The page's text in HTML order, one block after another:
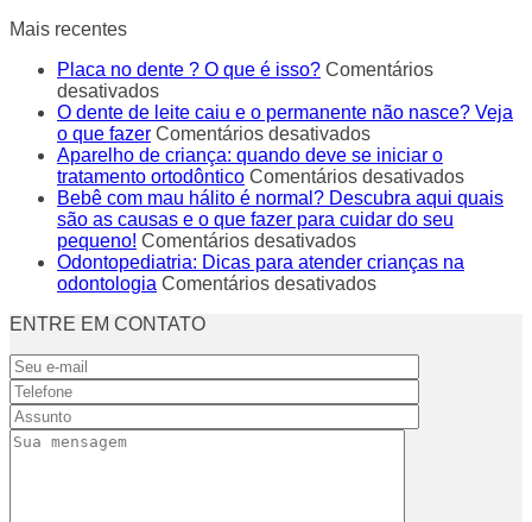
Mais recentes
Placa no dente ? O que é isso? Comentários
desativadosem
Placa
no
dente
?
O
que
é
isso?
O dente de leite caiu e o permanente não nasce? Veja
o que fazer Comentários desativadosem
O
dente
de
leite
e
o
que
fazer
Aparelho de criança: quando deve se iniciar o
tratamento ortodôntico Comentários desativadosem
Bebê com mau hálito é normal? Descubra aqui quais
são as causas e o que fazer para cuidar do seu
pequeno! Comentários desativadosem
Bebê
com
aqui
quais
Odontopediatria: Dicas para atender crianças na
odontologia Comentários desativadosem
na
odontologia
ENTRE EM CONTATO